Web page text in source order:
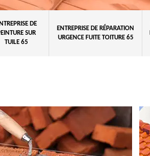
DE
SUR
TUILE 65
ENTREPRISE DE RÉPARATION
URGENCE FUITE TOITURE 65